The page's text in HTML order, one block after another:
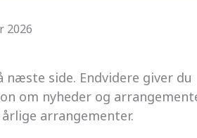
2026
næste side. Endvidere giver du
om nyheder og
arrangementer.